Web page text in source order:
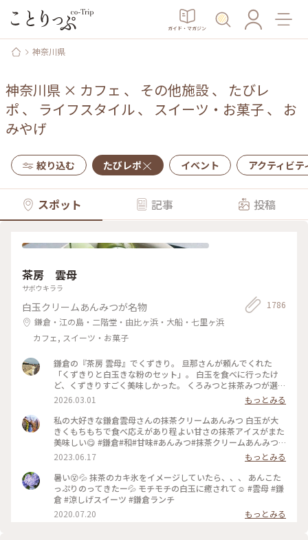
ガイド・マガジン
神奈川県
神奈川県 × カフェ 、 その他施設、 たびレ
ポ 、 ライフスタイル、 スイーツ・お菓子、 お
みやげ
絞り込む たびレポ イベント アクティビテ
スポット 記事 投稿
茶房 雲母
サボウキララ
白玉クリームあんみつが名物
鎌倉・江の島・二階堂・由比ヶ浜・大船・七里ヶ浜
カフェ, スイーツ・お菓子
1786
鎌倉の『茶房 雲母』でくずきり。 旦那さんが頼んでくれた
「くずきりと白玉きな粉のセット」。 白玉を食べに行ったけ
ど、くずきりすごく美味しかった。 くろみつと抹茶みつが選べ
ます。 1時間待ちを想定して行ったら、30分も待たずに入れ
た。 梅の見える特等席。 けど、席についてから出てくるまで
30分弱かかったので、だいたい1時間。 1時間くらいなら、並
んでも食べたいクオリティ。 #神奈川#鎌倉#茶房雲母#白玉#お
もちずき#Ayuのおやつ#はじめての鎌倉
2026.03.01
もっとみる
私の大好きな鎌倉雲母さんの抹茶クリームあんみつ 白玉が大
きくもちもちで食べ応えがあり程よい甘さの抹茶アイスがまた
美味しい😋 #鎌倉#和#甘味#あんみつ#抹茶クリームあんみつ#
雲母
2023.06.17
もっとみる
暑い😵💦 抹茶のカキ氷をイメージしていたら、、、 あんこた
っぷりのってきたー💦 モチモチの白玉に癒されて☺️ #雲母 #鎌
倉 #涼しげスイーツ #鎌倉ランチ
2020.07.20
もっとみる